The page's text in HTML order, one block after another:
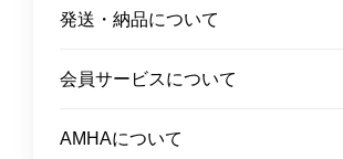
発送・納品について
会員サービスについて
AMHAについて